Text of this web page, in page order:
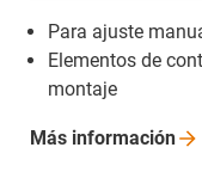
Para ajuste
Elementos de
montaje
Más información